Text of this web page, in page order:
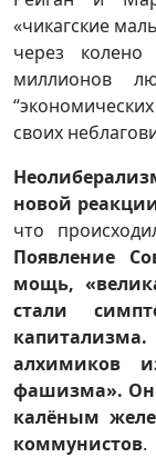
«чикагские
через
миллионов
своих
новой
что
Появление
мощь,
стали
алхимиков
фашизма».
калёным
коммунистов.